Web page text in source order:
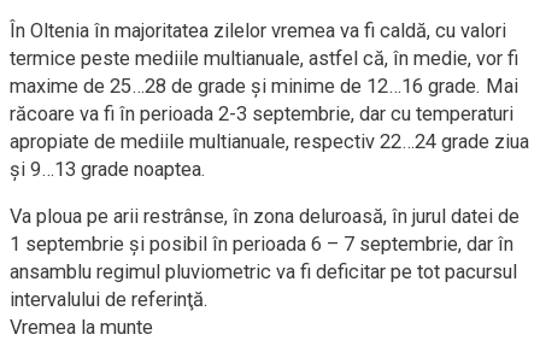
În Oltenia în majoritatea zilelor vremea va fi caldă, cu valori
termice peste mediile multianuale, astfel că, în medie, vor fi
maxime de 25…28 de grade şi minime de 12…16 grade. Mai
răcoare va fi în perioada 2-3 septembrie, dar cu temperaturi
apropiate de mediile multianuale, respectiv 22…24 grade ziua
şi 9…13 grade noaptea.
Va ploua pe arii restrânse, în zona deluroasă, în jurul datei de
1 septembrie şi posibil în perioada 6 – 7 septembrie, dar în
ansamblu regimul pluviometric va fi deficitar pe tot pacursul
intervalului de referinţă.
Vremea la munte